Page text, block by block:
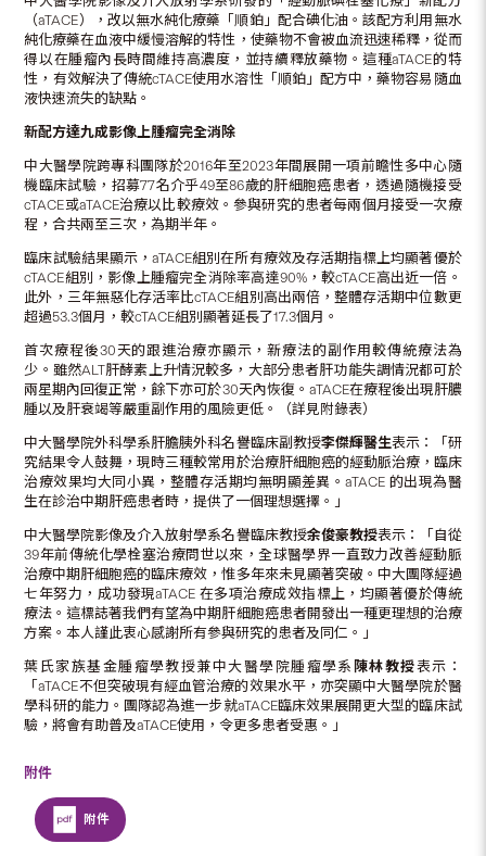
（aTACE），改以無水純化療藥「順鉑」配合碘化油。該配方利用無水
純化療藥在血液中緩慢溶解的特性，使藥物不會被血流迅速稀釋，從而
得以在腫瘤內長時間維持高濃度，並持續釋放藥物。這種aTACE的特
性，有效解決了傳統cTACE使用水溶性「順鉑」配方中，藥物容易隨血
液快速流失的缺點。
新配方達九成影像上腫瘤完全消除
中大醫學院跨專科團隊於2016年至2023年間展開一項前瞻性多中心隨
機臨床試驗，招募77名介乎49至86歲的肝細胞癌患者，透過隨機接受
cTACE或aTACE治療以比較療效。參與研究的患者每兩個月接受一次療
程，合共兩至三次，為期半年。
臨床試驗結果顯示，aTACE組別在所有療效及存活期指標上均顯著優於
cTACE組別，影像上腫瘤完全消除率高達90%，較cTACE高出近一倍。
此外，三年無惡化存活率比cTACE組別高出兩倍，整體存活期中位數更
超過53.3個月，較cTACE組別顯著延長了17.3個月。
首次療程後30天的跟進治療亦顯示，新療法的副作用較傳統療法為
少。雖然ALT肝酵素上升情況較多，大部分患者肝功能失調情況都可於
兩星期內回復正常，餘下亦可於30天內恢復。aTACE在療程後出現肝膿
腫以及肝衰竭等嚴重副作用的風險更低。（詳見附錄表）
中大醫學院外科學系肝膽胰外科名譽臨床副教授李傑輝醫生表示：「研
究結果令人鼓舞，現時三種較常用於治療肝細胞癌的經動脈治療，臨床
治療效果均大同小異，整體存活期均無明顯差異。aTACE 的出現為醫
生在診治中期肝癌患者時，提供了一個理想選擇。」
中大醫學院影像及介入放射學系名譽臨床教授余俊豪教授表示：「自從
39年前傳統化學栓塞治療問世以來，全球醫學界一直致力改善經動脈
治療中期肝細胞癌的臨床療效，惟多年來未見顯著突破。中大團隊經過
七年努力，成功發現aTACE 在多項治療成效指標上，均顯著優於傳統
療法。這標誌著我們有望為中期肝細胞癌患者開發出一種更理想的治療
方案。本人謹此衷心感謝所有參與研究的患者及同仁。」
葉氏家族基金腫瘤學教授兼中大醫學院腫瘤學系 陳林教授表示：
「aTACE不但突破現有經血管治療的效果水平，亦突顯中大醫學院於醫
學科研的能力。團隊認為進一步就aTACE臨床效果展開更大型的臨床試
驗，將會有助普及aTACE使用，令更多患者受惠。」
附件
附件